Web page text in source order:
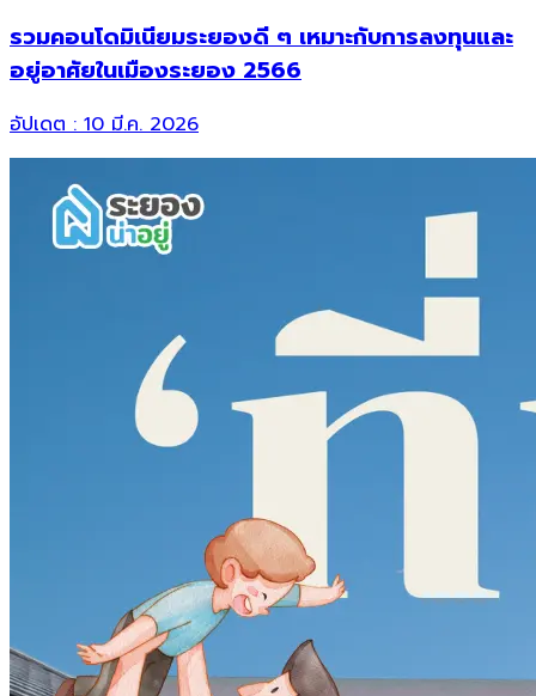
รวมคอนโดมิเนียมระยองดี ๆ เหมาะกับการลงทุนและ
อยู่อาศัยในเมืองระยอง 2566
อัปเดต :10 มี.ค. 2026